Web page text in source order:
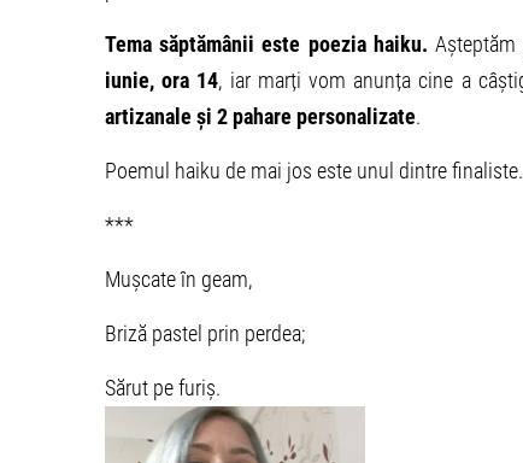
Tema săptămânii este poezia haiku. Așteptăm
iunie, ora 14, iar marți vom anunța cine a
artizanale și 2 pahare personalizate.
Poemul haiku de mai jos este unul dintre finaliste.
***
Mușcate în geam,
Briză pastel prin perdea;
Sărut pe furiș.